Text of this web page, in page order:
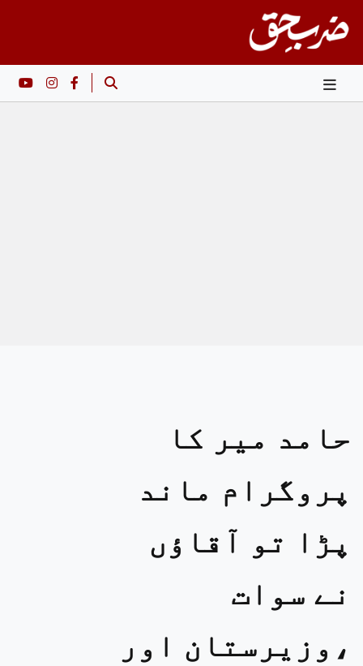
content
حامد میر کا
پروگرام ماند
پڑا تو آقاؤں
نے سوات
،وزیرستان اور